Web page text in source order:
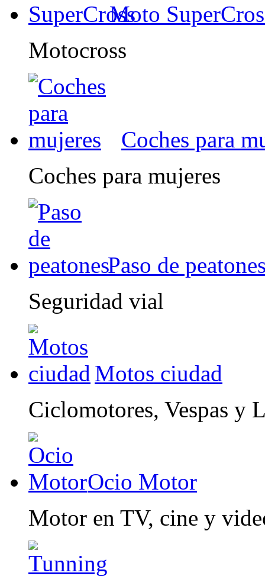
Moto
Motocross
Coches para
Coches para mujeres
Paso de
Seguridad vial
Motos ciudad
Ciclomotores, Vespas y
Ocio Motor
Motor en TV, cine y